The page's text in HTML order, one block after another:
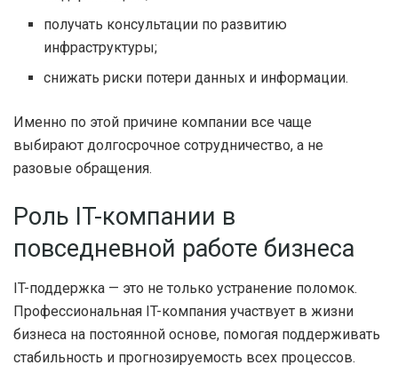
получать консультации по развитию
инфраструктуры;
снижать риски потери данных и информации.
Именно по этой причине компании все чаще
выбирают долгосрочное сотрудничество, а не
разовые обращения.
Роль IT-компании в
повседневной работе бизнеса
IT-поддержка — это не только устранение поломок.
Профессиональная IT-компания участвует в жизни
бизнеса на постоянной основе, помогая поддерживать
стабильность и прогнозируемость всех процессов.